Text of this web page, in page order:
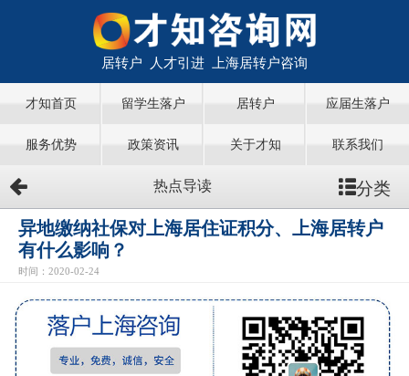
居转户 人才引进 上海居转户咨询
才知首页 留学生落户 居转户 应届生落户
服务优势 政策资讯 关于才知 联系我们
热点导读 分类
异地缴纳社保对上海居住证积分、上海居转户
有什么影响？
时间：2020-02-24